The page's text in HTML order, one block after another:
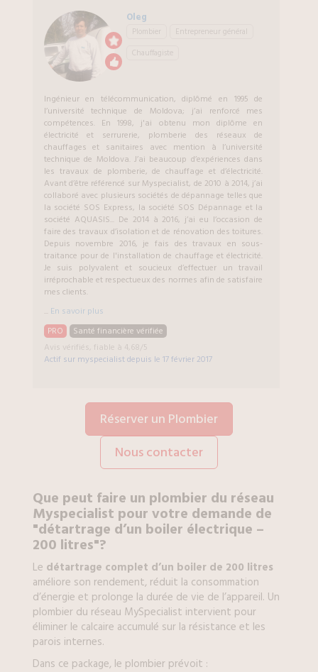
Oleg
Plombier
Entrepreneur général
Chauffagiste
Ingénieur en télécommunication, diplômé en 1995 de
l’université technique de Moldova; j’ai renforcé mes
compétences. En 1998, j'ai obtenu mon diplôme en
électricité et serrurerie, plomberie des réseaux de
chauffages et sanitaires avec mention à l’université
technique de Moldova. J’ai beaucoup d’expériences dans
les travaux de plomberie, de chauffage et d’électricité.
Avant d’être référencé sur Myspecialist, de 2010 à 2014, j’ai
collaboré avec plusieurs sociétés de dépannage telles que
la société SOS Express, la société SOS Dépannage et la
société AQUASIS... De 2014 à 2016, j’ai eu l’occasion de
faire des travaux d’isolation et de rénovation des toitures.
Depuis novembre 2016, je fais des travaux en sous-
traitance pour de l'installation de chauffage et électricité.
Je suis polyvalent et soucieux d’effectuer un travail
irréprochable et respectueux des normes afin de satisfaire
mes clients.
En savoir plus
PRO
Santé financière vérifiée
Avis vérifiés, fiable à 4,68/5
Actif sur myspecialist depuis le 17 février 2017
Réserver un Plombier
Nous contacter
Que peut faire un plombier du réseau
Myspecialist pour votre demande de
"détartrage d’un boiler électrique –
200 litres"?
Le détartrage complet d’un boiler de 200 litres
améliore son rendement, réduit la consommation
d’énergie et prolonge la durée de vie de l’appareil. Un
plombier du réseau MySpecialist intervient pour
éliminer le calcaire accumulé sur la résistance et les
parois internes.
Dans ce package, le plombier prévoit :